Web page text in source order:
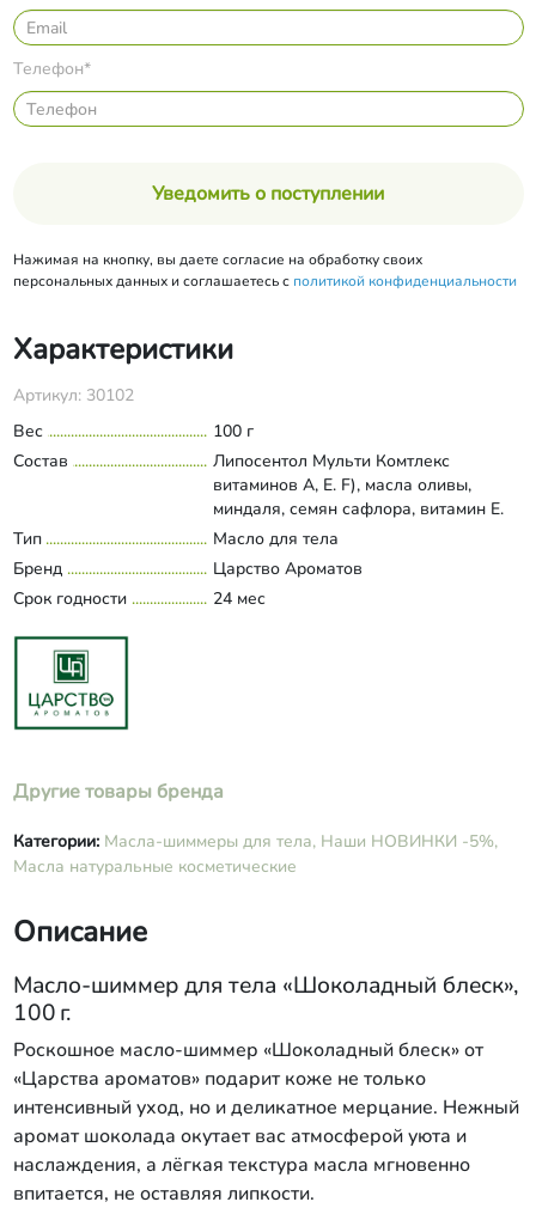
Телефон*
Уведомить о поступлении
Нажимая на кнопку, вы даете согласие на обработку своих
персональных данных и соглашаетесь с политикой конфиденциальности
Характеристики
Артикул: 30102
Вес
100 г
Состав
Липосентол Мульти Комтлекс
витаминов А, Е. F), масла оливы,
миндаля, семян сафлора, витамин Е.
Cetiol CC. сквалан, фенилтриметокон,
экстакт фукуса, L-Gel (эмульгатор-
гелеобразователь), слюда,C1
77499.C1 7742. C1 7491, парфюмерная
Развернуть состав
Тип
Масло для тела
Бренд
Царство Ароматов
Срок годности
24 мес
Другие товары бренда
Категории: Масла-шиммеры для тела, Наши НОВИНКИ -5%,
Масла натуральные косметические
Описание
Масло‑шиммер для тела «Шоколадный блеск»,
100 г.
Роскошное масло‑шиммер «Шоколадный блеск» от
«Царства ароматов» подарит коже не только
интенсивный уход, но и деликатное мерцание. Нежный
аромат шоколада окутает вас атмосферой уюта и
наслаждения, а лёгкая текстура масла мгновенно
впитается, не оставляя липкости.